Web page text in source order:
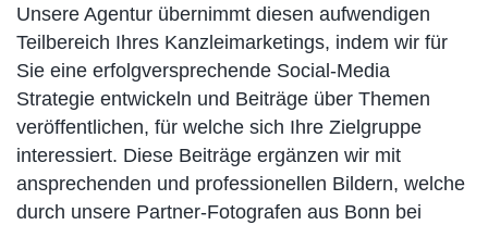
Unsere Agentur übernimmt diesen aufwendigen
Teilbereich Ihres Kanzleimarketings, indem wir für
Sie eine erfolgversprechende Social-Media
Strategie entwickeln und Beiträge über Themen
veröffentlichen, für welche sich Ihre Zielgruppe
interessiert. Diese Beiträge ergänzen wir mit
ansprechenden und professionellen Bildern, welche
durch unsere Partner-Fotografen aus Bonn bei